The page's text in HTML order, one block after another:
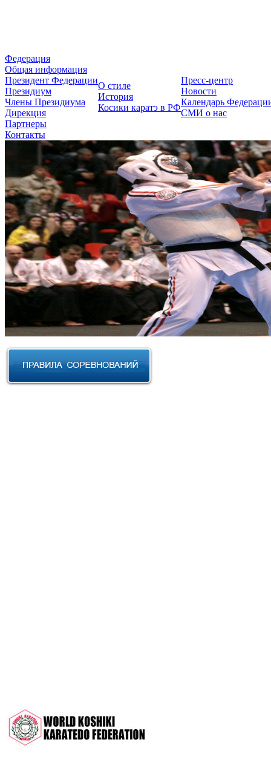
Федерация
Общая информация
Президент Федерации
Президиум
Члены Президиума
Дирекция
Партнеры
Контакты
О стиле
История
Косики каратэ в РФ
Пресс-центр
Новости
Календарь
СМИ о нас